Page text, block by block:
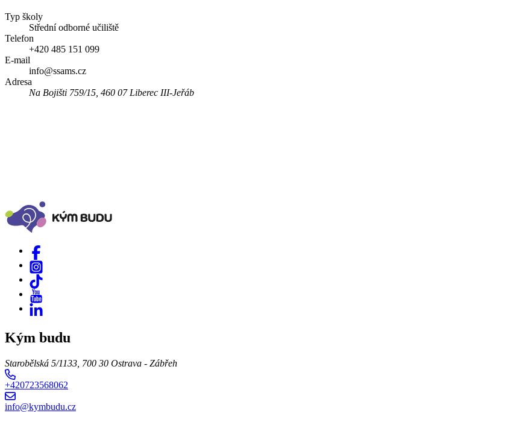
Typ školy
Střední odborné učiliště
Telefon
+420 485 151 099
E-mail
info@ssams.cz
Adresa
Na Bojišti 759/15, 460 07 Liberec III-Jeřáb
Kým budu
Starobělská 5/1133, 700 30 Ostrava - Zábřeh
+420723568062
info@kymbudu.cz